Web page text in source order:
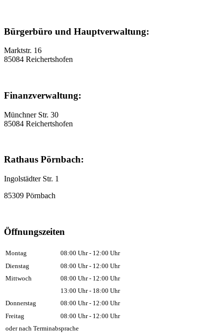
Bürgerbüro und Hauptverwaltung:
Marktstr. 16
85084 Reichertshofen
Finanzverwaltung:
Münchner Str. 30
85084 Reichertshofen
Rathaus Pörnbach:
Ingolstädter Str. 1
85309 Pörnbach
Öffnungszeiten
Montag
08:00 Uhr - 12:00 Uhr
Dienstag
08:00 Uhr - 12:00 Uhr
Mittwoch
08:00 Uhr - 12:00 Uhr
13:00 Uhr - 18:00 Uhr
Donnerstag
08:00 Uhr - 12:00 Uhr
Freitag
08:00 Uhr - 12:00 Uhr
oder nach Terminabsprache